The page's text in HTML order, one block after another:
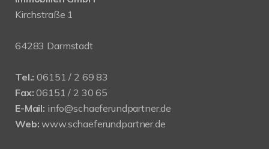
Kirchstraße 1
64283 Darmstadt
Tel.: 06151 / 2 69 83
Fax: 06151 / 2 30 65
E-Mail: info@schaeferundpartner.de
Web: www.schaeferundpartner.de